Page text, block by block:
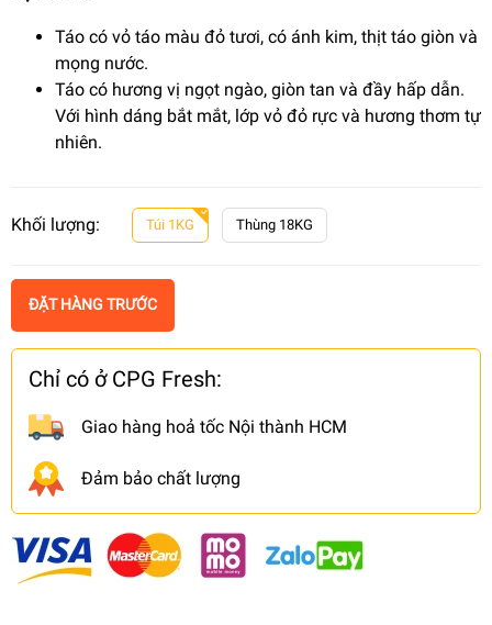
Táo có vỏ táo màu đỏ tươi, có ánh kim, thịt táo giòn và
mọng nước.
Táo có hương vị ngọt ngào, giòn tan và đầy hấp dẫn.
Với hình dáng bắt mắt, lớp vỏ đỏ rực và hương thơm tự
nhiên.
Khối lượng: Túi 1KG Thùng 18KG
ĐẶT HÀNG TRƯỚC
Chỉ có ở CPG Fresh:
Giao hàng hoả tốc Nội thành HCM
Đảm bảo chất lượng